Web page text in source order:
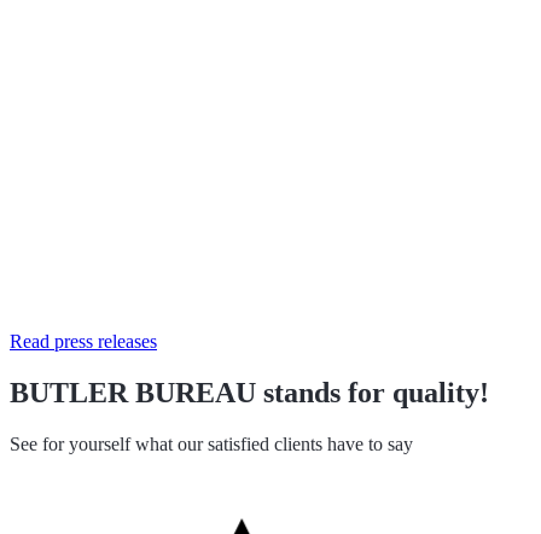
Read press releases
BUTLER BUREAU stands for quality!
See for yourself what our satisfied clients have to say